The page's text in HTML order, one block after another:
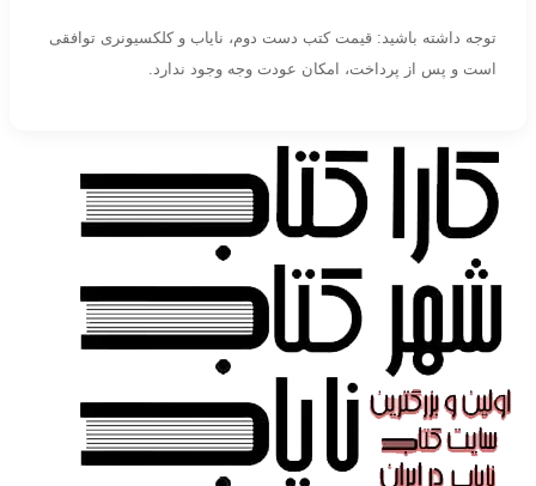
توجه داشته باشید: قیمت کتب دست دوم، نایاب و کلکسیونری توافقی
است و پس از پرداخت، امکان عودت وجه وجود ندارد.